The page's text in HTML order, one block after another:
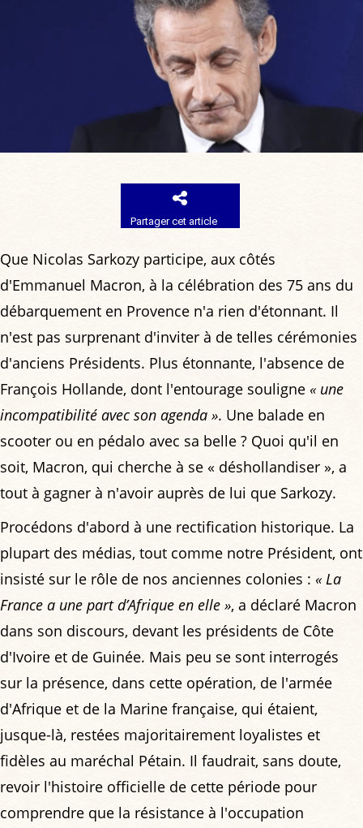
Partager cet article
Que Nicolas Sarkozy participe, aux côtés
d'Emmanuel Macron, à la célébration des 75 ans du
débarquement en Provence n'a rien d'étonnant. Il
n'est pas surprenant d'inviter à de telles cérémonies
d'anciens Présidents. Plus étonnante, l'absence de
François Hollande, dont l'entourage souligne « une
incompatibilité avec son agenda ». Une balade en
scooter ou en pédalo avec sa belle ? Quoi qu'il en
soit, Macron, qui cherche à se « déshollandiser », a
tout à gagner à n'avoir auprès de lui que Sarkozy.
Procédons d'abord à une rectification historique. La
plupart des médias, tout comme notre Président, ont
insisté sur le rôle de nos anciennes colonies : « La
France a une part d’Afrique en elle », a déclaré Macron
dans son discours, devant les présidents de Côte
d'Ivoire et de Guinée. Mais peu se sont interrogés
sur la présence, dans cette opération, de l'armée
d'Afrique et de la Marine française, qui étaient,
jusque-là, restées majoritairement loyalistes et
fidèles au maréchal Pétain. Il faudrait, sans doute,
revoir l'histoire officielle de cette période pour
comprendre que la résistance à l'occupation